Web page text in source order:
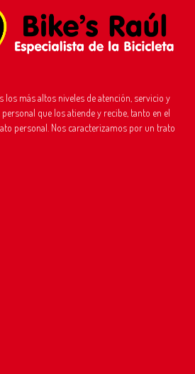
los más altos niveles de atención, servicio y
que los atiende y recibe, tanto en el
personal. Nos caracterizamos por un trato